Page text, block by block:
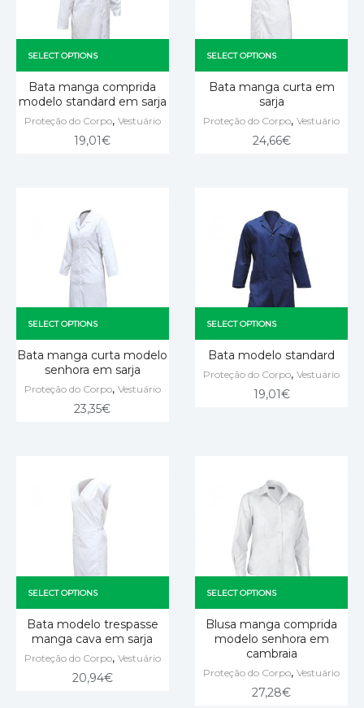
SELECT OPTIONS
Bata manga comprida
modelo standard em sarja
Proteção do Corpo, Vestuário
19,01€
SELECT OPTIONS
Bata manga curta em
sarja
Proteção do Corpo,Vestuário
24,66€
SELECT OPTIONS
Bata manga curta modelo
senhora em sarja
Proteção do Corpo, Vestuário
23,35€
SELECT OPTIONS
Bata modelo standard
Proteção do Corpo,Vestuário
19,01€
SELECT OPTIONS
Bata modelo trespasse
manga cava em sarja
Proteção do Corpo, Vestuário
20,94€
SELECT OPTIONS
Blusa manga comprida
modelo senhora em
cambraia
Proteção do Corpo,Vestuário
27,28€